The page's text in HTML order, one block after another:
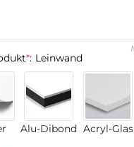
*: Leinwand
Alu-Dibond Acryl-Glas